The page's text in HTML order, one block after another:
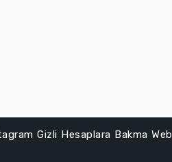
Gizli Hesaplara Bakma Web